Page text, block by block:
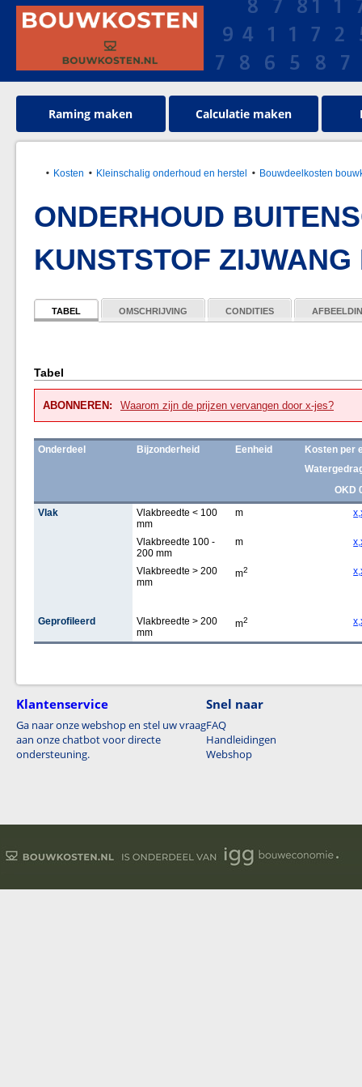
Raming maken Calculatie maken
Kosten Kleinschalig onderhoud en herstel Bouwdeelkosten
ONDERHOUD
KUNSTSTOF
TABEL OMSCHRIJVING CONDITIES
Tabel
ABONNEREN: Waarom zijn de prijzen vervangen door x-jes?
Onderdeel Bijzonderheid Eenheid
Kosten per
OKD
Vlak
Vlakbreedte < 100
mm
m
Vlakbreedte 100 -
200 mm
m
Vlakbreedte > 200
mm
m2
Geprofileerd
Vlakbreedte > 200
mm
m2
Klantenservice
Ga naar onze webshop en stel uw vraag
aan onze chatbot voor directe
ondersteuning.
Snel naar
FAQ
Handleidingen
Webshop